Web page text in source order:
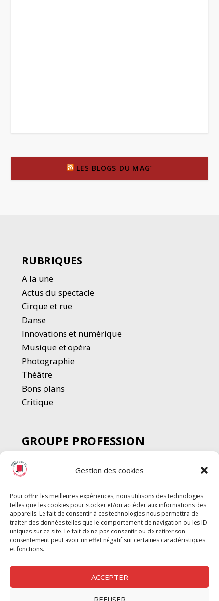
Gestion des cookies
Pour offrir les meilleures expériences, nous utilisons des technologies
telles que les cookies pour stocker et/ou accéder aux informations des
appareils. Le fait de consentir à ces technologies nous permettra de
traiter des données telles que le comportement de navigation ou les ID
uniques sur ce site. Le fait de ne pas consentir ou de retirer son
consentement peut avoir un effet négatif sur certaines caractéristiques
et fonctions.
ACCEPTER
REFUSER
LES BLOGS DU MAG’
RUBRIQUES
A la une
Actus du spectacle
Cirque et rue
Danse
Innovations et numérique
Musique et opéra
Photographie
Théâtre
Bons plans
Critique
GROUPE PROFESSION
SPECTACLE
Chèque Intermittents
Chèque Compta
Chèque Emploi Spectacle
G-Pods
Profession Audio-visuel